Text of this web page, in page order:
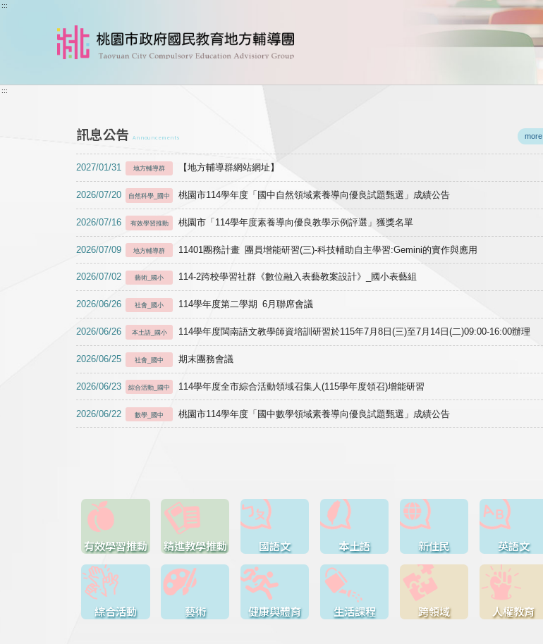
跳到主要內容
:::
:::
訊息公告 Announcements more
2027/01/31 地方輔導群 【地方輔導群網站網址】
2026/07/20 自然科學_國中 桃園市114學年度「國中自然領域素養導向優良試題甄選」成績公告
2026/07/16 有效學習推動 桃園市「114學年度素養導向優良教學示例評選」獲獎名單
2026/07/09 地方輔導群 11401團務計畫 團員增能研習(三)-科技輔助自主學習:Gemini的實作與應用
2026/07/02 藝術_國小 114-2跨校學習社群《數位融入表藝教案設計》_國小表藝組
2026/06/26 社會_國小 114學年度第二學期 6月聯席會議
2026/06/26 本土語_國小 114學年度閩南語文教學師資培訓研習於115年7月8日(三)至7月14日(二)09:00-16:00辦理
2026/06/25 社會_國中 期末團務會議
2026/06/23 綜合活動_國中 114學年度全市綜合活動領域召集人(115學年度領召)增能研習
2026/06/22 數學_國中 桃園市114學年度「國中數學領域素養導向優良試題甄選」成績公告
有效學習推動 精進教學推動 國語文 本土語 新住民 英語文
綜合活動 藝術 健康與體育 生活課程 跨領域 人權教育